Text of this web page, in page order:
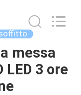
messa
3 ore